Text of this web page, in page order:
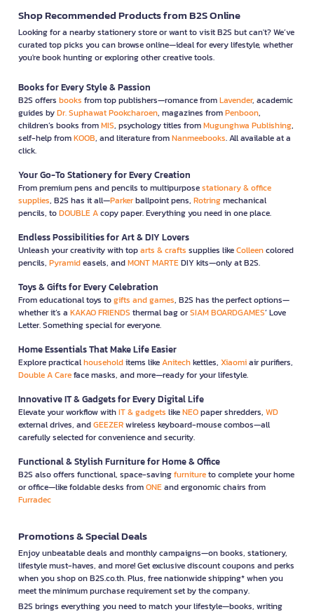
Shop Recommended Products from B2S Online
Looking for a nearby stationery store or want to visit B2S but can't? We’ve
curated top picks you can browse online—ideal for every lifestyle, whether
you're book hunting or exploring other creative tools.
Books for Every Style & Passion
B2S offers books from top publishers—romance fromLavender, academic
guides byDr. Suphawat Pookcharoen, magazines fromPenboon,
children’s books fromMIS, psychology titles fromMugunghwa Publishing,
self-help fromKOOB, and literature fromNanmeebooks. All available at a
click.
Your Go-To Stationery for Every Creation
From premium pens and pencils to multipurposestationary & office
supplies, B2S has it all—Parkerballpoint pens, Rotringmechanical
pencils, toDOUBLE Acopy paper. Everything you need in one place.
Endless Possibilities for Art & DIY Lovers
Unleash your creativity with toparts & crafts supplies likeColleencolored
pencils, Pyramideasels, andMONT MARTEDIY kits—only at B2S.
Toys & Gifts for Every Celebration
From educational toys togifts and games, B2S has the perfect options—
whether it’s a KAKAO FRIENDS thermal bag orSIAM BOARDGAMES’ Love
Letter. Something special for everyone.
Home Essentials That Make Life Easier
Explore practicalhouseholditems likeAnitechkettles, Xiaomiair purifiers,
Double A Careface masks, and more—ready for your lifestyle.
Innovative IT & Gadgets for Every Digital Life
Elevate your workflow withIT & gadgets likeNEOpaper shredders, WD
external drives, andGEEZERwireless keyboard-mouse combos—all
carefully selected for convenience and security.
Functional & Stylish Furniture for Home & Office
B2S also offers functional, space-savingfurnitureto complete your home
or office—like foldable desks fromONEand ergonomic chairs from
Furradec
Promotions & Special Deals
Enjoy unbeatable deals and monthly campaigns—on books, stationery,
lifestyle must-haves, and more! Get exclusive discount coupons and perks
when you shop on B2S.co.th. Plus, free nationwide shipping* when you
meet the minimum purchase requirement set by the company.
B2S brings everything you need to match your lifestyle—books, writing